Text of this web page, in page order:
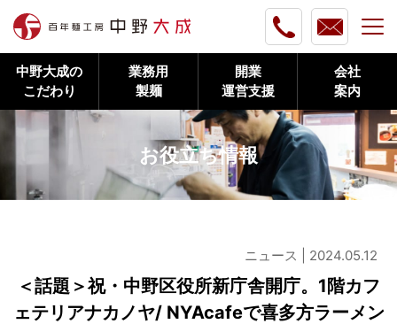
中野大成の
こだわり
業務用
製麺
開業
運営支援
会社
案内
お役立ち情報
ニュース | 2024.05.12
＜話題＞祝・中野区役所新庁舎開庁。1階カフ
ェテリアナカノヤ/ NYAcafeで喜多方ラーメン